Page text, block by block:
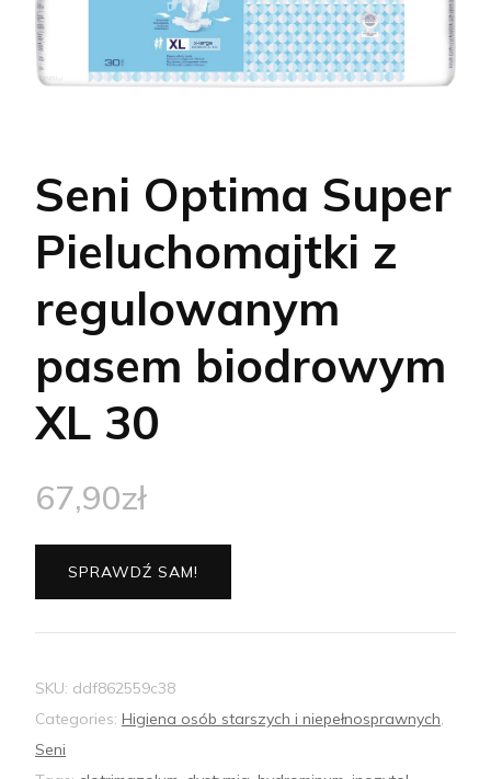
Seni Optima Super
Pieluchomajtki z
regulowanym
pasem biodrowym
XL 30
67,90zł
SPRAWDŹ SAM!
SKU: ddf862559c38
Categories: Higiena osób starszych i niepełnosprawnych,
Seni